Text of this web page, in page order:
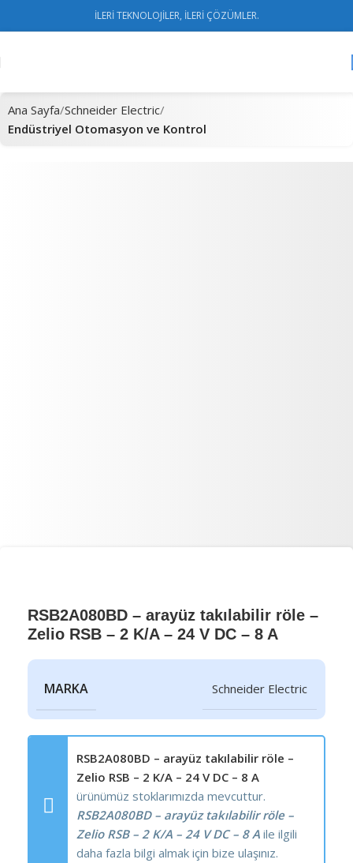
İLERİ TEKNOLOJİLER, İLERİ ÇÖZÜMLER.
Ana Sayfa Schneider Electric
Endüstriyel Otomasyon ve Kontrol
RSB2A080BD – arayüz takılabilir röle –
Zelio RSB – 2 K/A – 24 V DC – 8 A
MARKA Schneider Electric
RSB2A080BD – arayüz takılabilir röle –
Zelio RSB – 2 K/A – 24 V DC – 8 A
ürünümüz stoklarımızda mevcuttur.
RSB2A080BD – arayüz takılabilir röle –
Zelio RSB – 2 K/A – 24 V DC – 8 A ile ilgili
daha fazla bilgi almak için bize ulaşınız.